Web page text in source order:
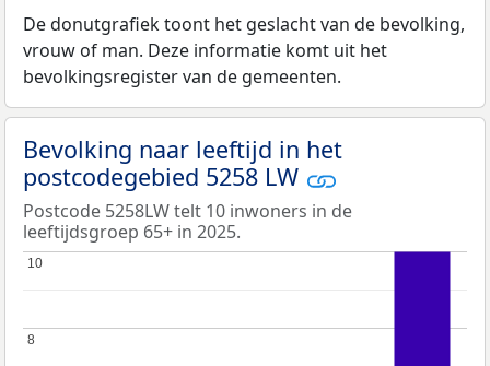
De donutgrafiek toont het geslacht van de bevolking,
vrouw of man. Deze informatie komt uit het
bevolkingsregister van de gemeenten.
Bevolking naar leeftijd in het
postcodegebied 5258 LW
Postcode 5258LW telt 10 inwoners in de
leeftijdsgroep 65+ in 2025.
8
8
10
10